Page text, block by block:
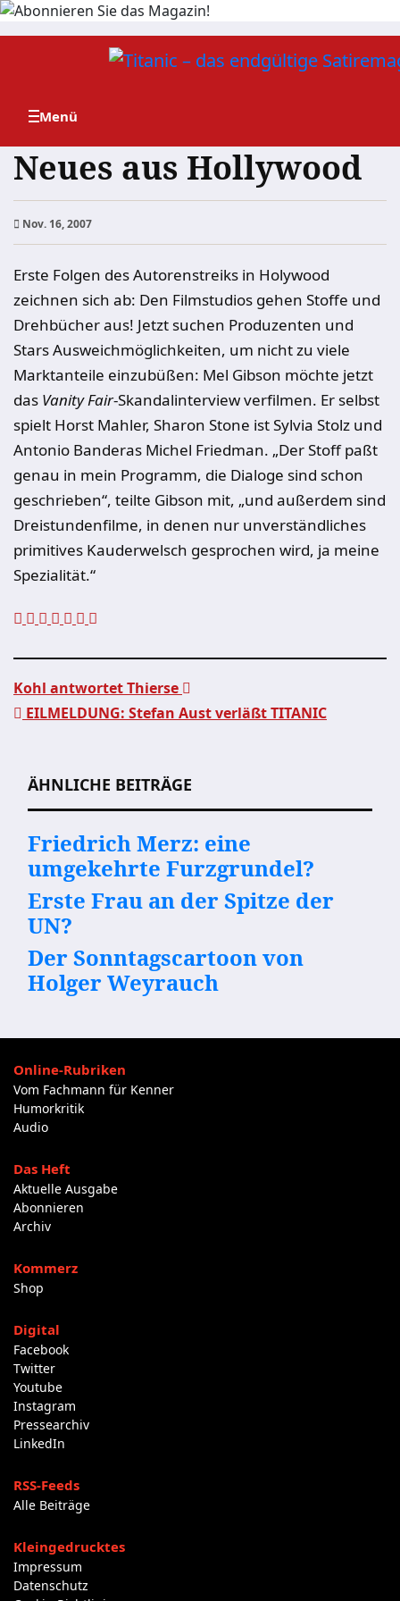
Zum
Neues aus Hollywood
Nov. 16, 2007
Erste Folgen des Autorenstreiks in Holywood
zeichnen sich ab: Den Filmstudios gehen Stoffe und
Drehbücher aus! Jetzt suchen Produzenten und
Stars Ausweichmöglichkeiten, um nicht zu viele
Marktanteile einzubüßen: Mel Gibson möchte jetzt
das Vanity Fair-Skandalinterview verfilmen. Er selbst
spielt Horst Mahler, Sharon Stone ist Sylvia Stolz und
Antonio Banderas Michel Friedman. „Der Stoff paßt
genau in mein Programm, die Dialoge sind schon
geschrieben“, teilte Gibson mit, „und außerdem sind
Dreistundenfilme, in denen nur unverständliches
primitives Kauderwelsch gesprochen wird, ja meine
Spezialität.“
Kohl antwortet Thierse
EILMELDUNG: Stefan Aust verläßt TITANIC
ÄHNLICHE BEITRÄGE
Friedrich Merz: eine
umgekehrte Furzgrundel?
Erste Frau an der Spitze der
UN?
Der Sonntagscartoon von
Holger Weyrauch
Online-Rubriken
Vom Fachmann für Kenner
Humorkritik
Audio
Das Heft
Aktuelle Ausgabe
Abonnieren
Archiv
Kommerz
Shop
Digital
Facebook
Twitter
Youtube
Instagram
Pressearchiv
LinkedIn
RSS-Feeds
Alle Beiträge
Kleingedrucktes
Impressum
Datenschutz